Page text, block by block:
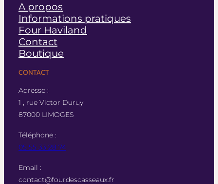
A propos
Informations pratiques
Four Haviland
Contact
Boutique
CONTACT
Adresse :
1 , rue Victor Duruy
87000 LIMOGES
Téléphone :
05 55 33 28 74
Email :
contact@fourdescasseaux.fr